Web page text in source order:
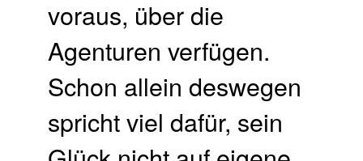
voraus, über die
Agenturen verfügen.
Schon allein deswegen
spricht viel dafür, sein